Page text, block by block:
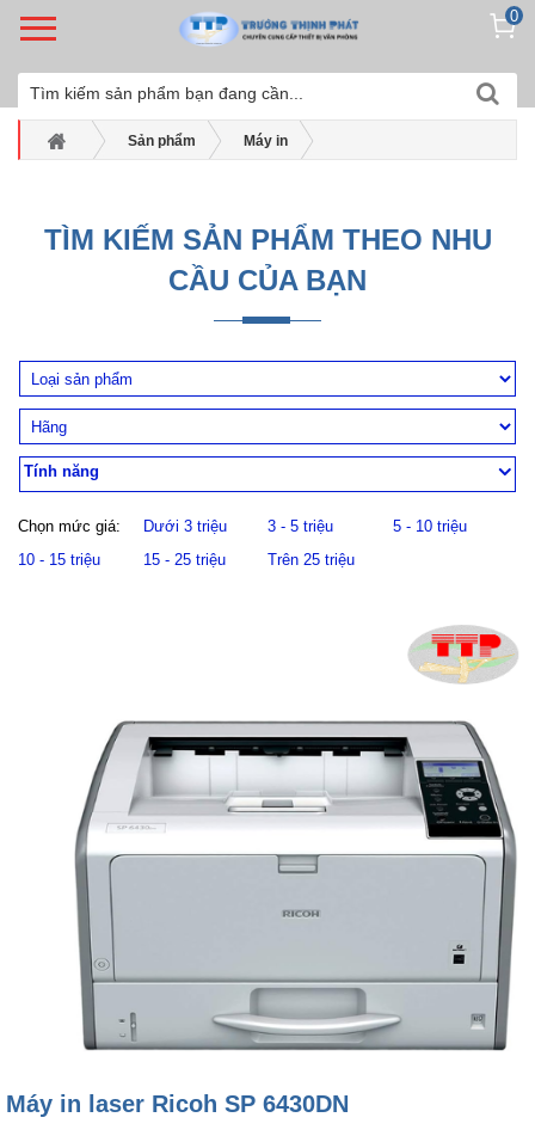
0
Sản phẩm Máy in
TÌM KIẾM SẢN PHẨM THEO NHU
CẦU CỦA BẠN
Tính năng
Chọn mức giá: Dưới 3 triệu 3 - 5 triệu
5 - 10 triệu
10 - 15 triệu
15 - 25 triệu Trên 25 triệu
Máy in laser Ricoh SP 6430DN